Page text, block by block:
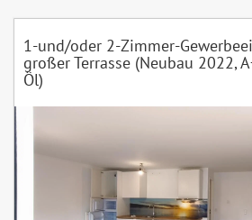
1-und/oder 2-Zimmer-
großer Terrasse (Neubau 2022,
Öl)